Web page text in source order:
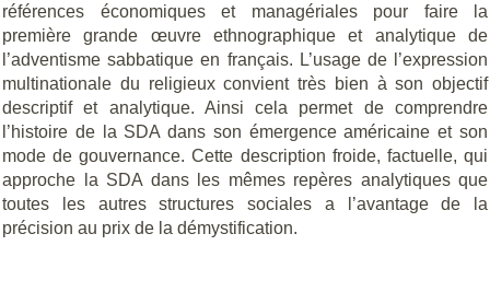
références économiques et managériales pour faire la
première grande œuvre ethnographique et analytique de
l’adventisme sabbatique en français. L’usage de l’expression
multinationale du religieux convient très bien à son objectif
descriptif et analytique. Ainsi cela permet de comprendre
l’histoire de la SDA dans son émergence américaine et son
mode de gouvernance. Cette description froide, factuelle, qui
approche la SDA dans les mêmes repères analytiques que
toutes les autres structures sociales a l’avantage de la
précision au prix de la démystification.